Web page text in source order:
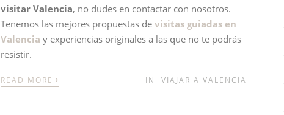
visitar Valencia, no dudes en contactar con nosotros.
Tenemos las mejores propuestas devisitas guiadas en
Valencia y experiencias originales a las que no te podrás
resistir.
READ MORE › IN VIAJAR A VALENCIA